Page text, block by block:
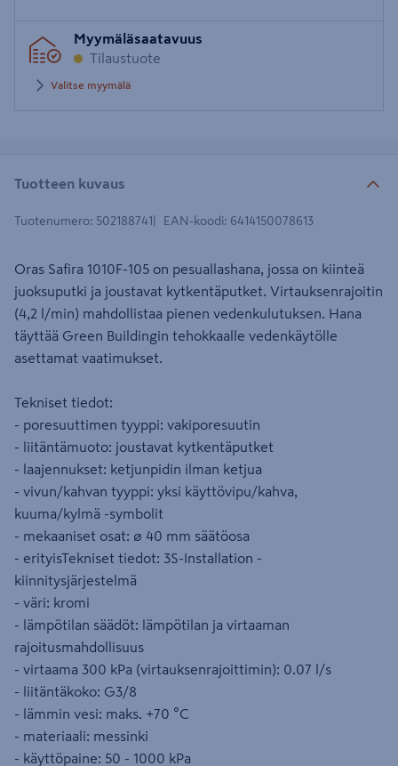
postinumero
Myymäläsaatavuus
Tilaustuote
Valitse myymälä
Tuotteen kuvaus
Tuotenumero: 502188741 EAN-koodi: 6414150078613
Oras Safira 1010F-105 on pesuallashana, jossa on kiinteä
juoksuputki ja joustavat kytkentäputket. Virtauksenrajoitin
(4,2 l/min) mahdollistaa pienen vedenkulutuksen. Hana
täyttää Green Buildingin tehokkaalle vedenkäytölle
asettamat vaatimukset.
Tekniset tiedot:
- poresuuttimen tyyppi: vakiporesuutin
- liitäntämuoto: joustavat kytkentäputket
- laajennukset: ketjunpidin ilman ketjua
- vivun/kahvan tyyppi: yksi käyttövipu/kahva,
kuuma/kylmä -symbolit
- mekaaniset osat: ø 40 mm säätöosa
- erityisTekniset tiedot: 3S-Installation -
kiinnitysjärjestelmä
- väri: kromi
- lämpötilan säädöt: lämpötilan ja virtaaman
rajoitusmahdollisuus
- virtaama 300 kPa (virtauksenrajoittimin): 0.07 l/s
- liitäntäkoko: G3/8
- lämmin vesi: maks. +70 °C
- materiaali: messinki
- käyttöpaine: 50 - 1000 kPa